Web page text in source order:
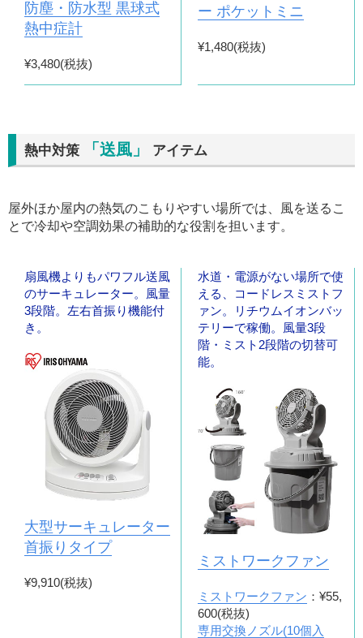
防塵・防水型 黒球式
熱中症計
¥3,480(税抜)
ー ポケットミニ
¥1,480(税抜)
熱中対策 「送風」 アイテム
屋外ほか屋内の熱気のこもりやすい場所では、風を送るこ
とで冷却や空調効果の補助的な役割を担います。
扇風機よりもパワフル送風
のサーキュレーター。風量
3段階。左右首振り機能付
き。
大型サーキュレーター
首振りタイプ
¥9,910(税抜)
水道・電源がない場所で使
える、コードレスミストフ
ァン。リチウムイオンバッ
テリーで稼働。風量3段
階・ミスト2段階の切替可
能。
ミストワークファン
ミストワークファン ：¥55,
600(税抜)
専用交換ノズル(10個入